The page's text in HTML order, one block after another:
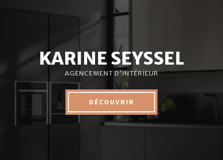
KARINE SEYSSEL
AGENCEMENT D’INTÉRIEUR
DÉCOUVRIR